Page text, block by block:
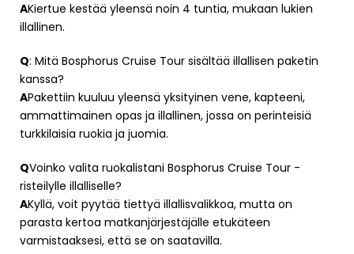
AKiertue kestää yleensä noin 4 tuntia, mukaan lukien
illallinen.
Q: Mitä Bosphorus Cruise Tour sisältää illallisen paketin
kanssa?
APakettiin kuuluu yleensä yksityinen vene, kapteeni,
ammattimainen opas ja illallinen, jossa on perinteisiä
turkkilaisia ruokia ja juomia.
QVoinko valita ruokalistani Bosphorus Cruise Tour -
risteilylle illalliselle?
AKyllä, voit pyytää tiettyä illallisvalikkoa, mutta on
parasta kertoa matkanjärjestäjälle etukäteen
varmistaaksesi, että se on saatavilla.